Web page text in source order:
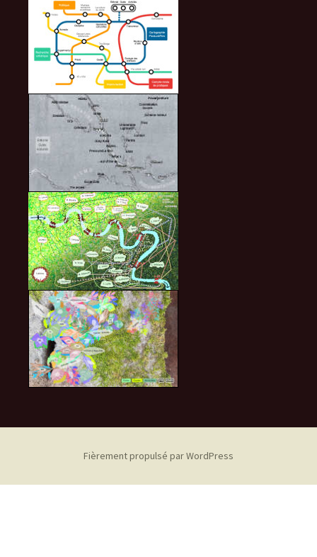
Fièrement propulsé par WordPress